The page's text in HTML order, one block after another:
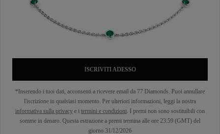
ISCRIVITI ADESSO
*Inserendo i tuoi dati, acconsenti a ricevere email da 77 Diamonds. Puoi annullare
l'iscrizione in qualsiasi momento. Per ulteriori informazioni, leggi la nostra
informativa sulla privacy e i termini e condizioni. I premi non sono sostituibili con
somme in denaro. Questa estrazione a premi termina alle ore 23:59 (GMT) del
giorno 31/12/2026